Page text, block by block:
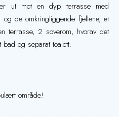
ut mot en dyp terrasse med
og de omkringliggende fjellene, et
terrasse, 2 soverom, hvorav det
og separat toalett.
område!